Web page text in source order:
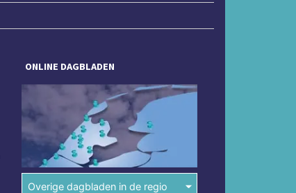
ONLINE DAGBLADEN
Overige dagbladen in de regio